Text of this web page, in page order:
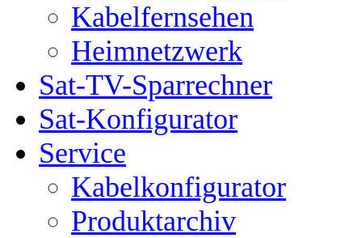
Kabelfernsehen
Heimnetzwerk
Sat-TV-Sparrechner
Sat-Konfigurator
Service
Kabelkonfigurator
Produktarchiv